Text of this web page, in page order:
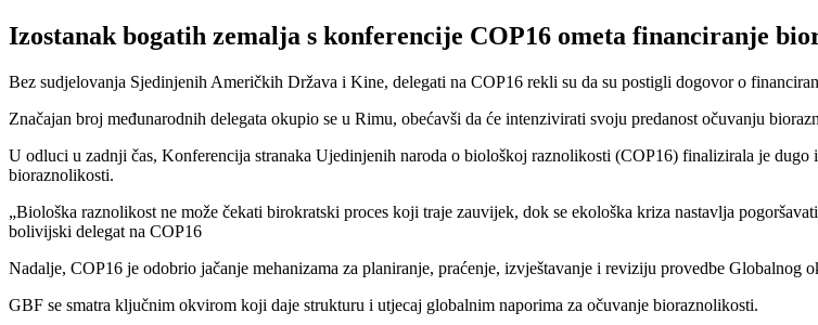
Izostanak bogatih zemalja s konferencije COP16 ometa financiranje
Bez sudjelovanja Sjedinjenih Američkih Država i Kine, delegati na COP16 rekli su da su postigli dogovor o
Značajan broj međunarodnih delegata okupio se u Rimu, obećavši da će intenzivirati svoju predanost očuvanju
U odluci u zadnji čas, Konferencija stranaka Ujedinjenih naroda o biološkoj raznolikosti (COP16) finalizirala je
bioraznolikosti.
Biološka raznolikost ne može čekati birokratski proces koji traje zauvijek, dok se ekološka kriza nastavlja
bolivijski delegat na COP16
Nadalje, COP16 je odobrio jačanje mehanizama za planiranje, praćenje, izvještavanje i reviziju provedbe
GBF se smatra ključnim okvirom koji daje strukturu i utjecaj globalnim naporima za očuvanje bioraznolikosti.